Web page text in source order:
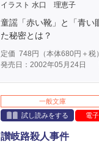
イラスト 水口 理恵子
童謡「赤い靴」と「青い
た秘密とは？
定価 748 円（本体680円＋税）
発売日：2002年05月24日
一般文庫
試し読みをする
電
讃岐路殺人事件